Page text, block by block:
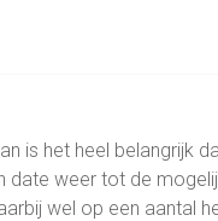
is het heel belangrijk
date weer tot de
wel op een aantal